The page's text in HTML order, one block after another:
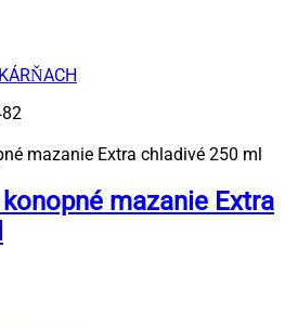
mazanie Extra